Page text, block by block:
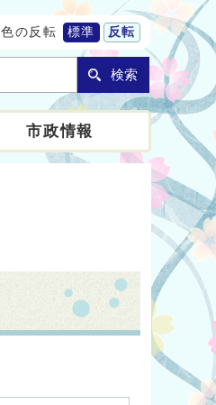
色の反転 標準 反転
検索
市政情報